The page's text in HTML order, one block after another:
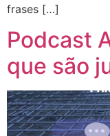
frases […]
Podcast
que são